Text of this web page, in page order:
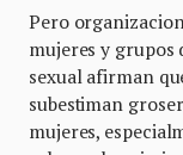
Pero
mujeres y grupos
sexual afirman
subestiman
mujeres,